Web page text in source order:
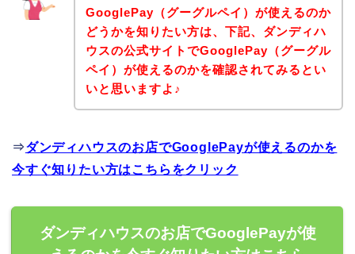
GooglePay（グーグルペイ）が使えるのか
どうかを知りたい方は、下記、ダンディハ
ウスの公式サイトでGooglePay（グーグル
ペイ）が使えるのかを確認されてみるとい
いと思いますよ♪
⇒ダンディハウスのお店でGooglePayが使えるのかを
今すぐ知りたい方はこちらをクリック
ダンディハウスのお店でGooglePayが使